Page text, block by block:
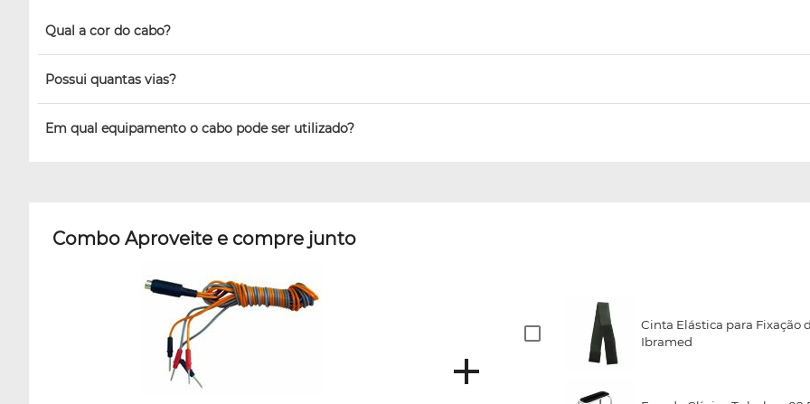
Qual a cor do cabo?
Possui quantas vias?
Em qual equipamento o cabo pode ser utilizado?
Combo Aproveite e compre junto
Cinta Elástica para Fixação
Ibramed